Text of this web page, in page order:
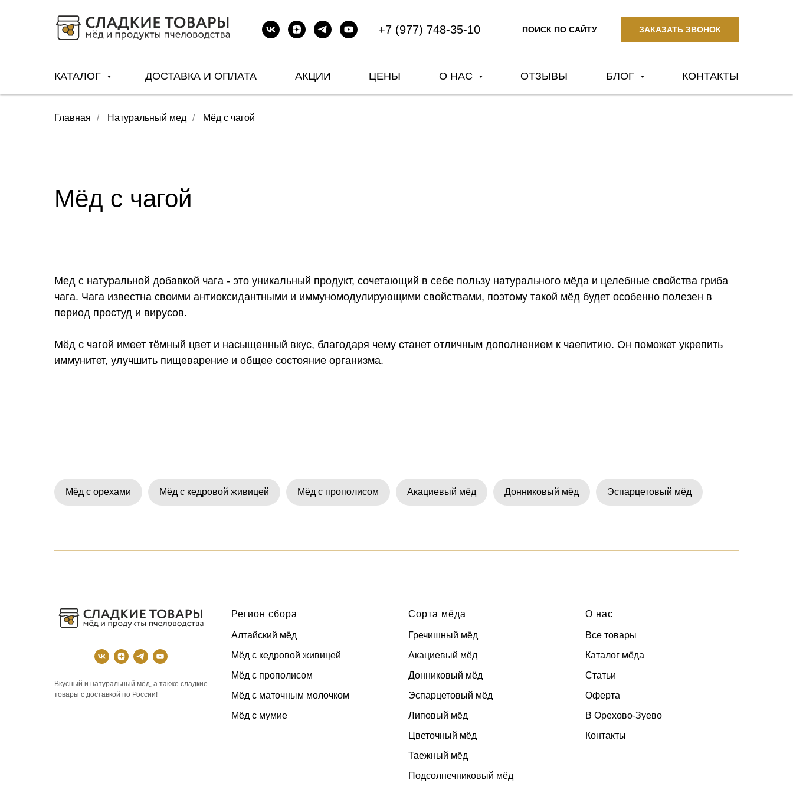
+7 (977) 748-35-10 ПОИСК ПО САЙТУ ЗАКАЗАТЬ ЗВОНОК
КАТАЛОГ ДОСТАВКА И ОПЛАТА АКЦИИ ЦЕНЫ О НАС ОТЗЫВЫ БЛОГ КОНТАКТЫ
Главная / Натуральный мед / Мёд с чагой
Мёд с чагой
Мед с натуральной добавкой чага - это уникальный продукт, сочетающий в себе пользу натурального мёда и целебные свойства гриба
чага. Чага известна своими антиоксидантными и иммуномодулирующими свойствами, поэтому такой мёд будет особенно полезен в
период простуд и вирусов.
Мёд с чагой имеет тёмный цвет и насыщенный вкус, благодаря чему станет отличным дополнением к чаепитию. Он поможет укрепить
иммунитет, улучшить пищеварение и общее состояние организма.
Мёд с орехами Мёд с кедровой живицей Мёд с прополисом Акациевый мёд Донниковый мёд Эспарцетовый мёд
Вкусный и натуральный мёд, а также сладкие
товары с доставкой по России!
Регион сбора
Алтайский мёд
Мёд с кедровой живицей
Мёд с прополисом
Мёд с маточным молочком
Мёд с мумие
Сорта мёда
Гречишный мёд
Акациевый мёд
Донниковый мёд
Эспарцетовый мёд
Липовый мёд
Цветочный мёд
Таежный мёд
Подсолнечниковый мёд
О нас
Все товары
Каталог мёда
Статьи
Оферта
В Орехово-Зуево
Контакты